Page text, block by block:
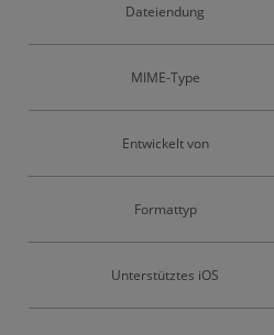
Dateiendung
MIME-Type
Entwickelt von
Formattyp
Unterstütztes iOS